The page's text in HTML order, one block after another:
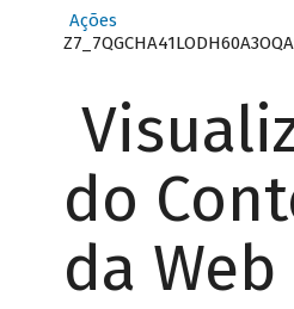
Ações
do
da Web